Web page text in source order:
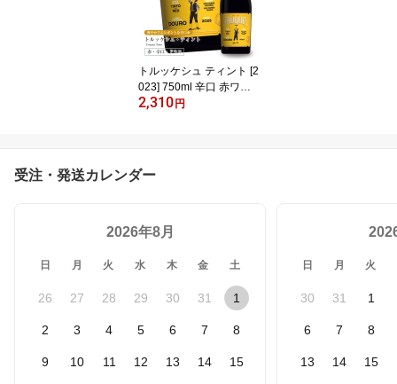
ーザ自然公園 サステイナ
ブル ネクトン NECTON
トルッケシュ ティント [2
023] 750ml 辛口 赤ワイ
ン ミディアムボディ ド
2,310 円
受注・発送カレンダー
2026年8月
日 月 火 水 木 金 土
26 27 28 29 30 31 1
2 3 4 5 6 7 8
9 10 11 12 13 14 15
日 月 火
30 31 1
6 7 8
13 14 15